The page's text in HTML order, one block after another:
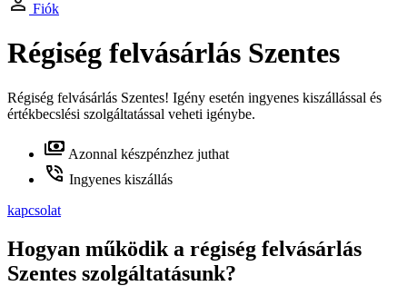
Fiók
Régiség felvásárlás Szentes
Régiség felvásárlás Szentes! Igény esetén ingyenes kiszállással és
értékbecslési szolgáltatással veheti igénybe.
Azonnal készpénzhez juthat
Ingyenes kiszállás
kapcsolat
Hogyan működik a régiség felvásárlás
Szentes szolgáltatásunk?